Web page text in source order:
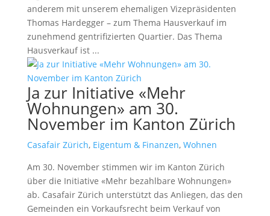
anderem mit unserem ehemaligen Vizepräsidenten
Thomas Hardegger – zum Thema Hausverkauf im
zunehmend gentrifizierten Quartier. Das Thema
Hausverkauf ist ...
Ja zur Initiative «Mehr
Wohnungen» am 30.
November im Kanton Zürich
Casafair Zürich, Eigentum & Finanzen, Wohnen
Am 30. November stimmen wir im Kanton Zürich
über die Initiative «Mehr bezahlbare Wohnungen»
ab. Casafair Zürich unterstützt das Anliegen, das den
Gemeinden ein Vorkaufsrecht beim Verkauf von